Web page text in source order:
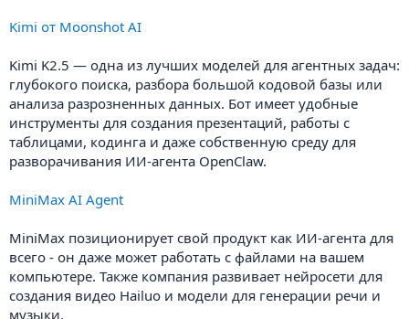
Kimi от Moonshot AI
Kimi K2.5 — одна из лучших моделей для агентных задач:
глубокого поиска, разбора большой кодовой базы или
анализа разрозненных данных. Бот имеет удобные
инструменты для создания презентаций, работы с
таблицами, кодинга и даже собственную среду для
разворачивания ИИ-агента OpenClaw.
MiniMax AI Agent
MiniMax позиционирует свой продукт как ИИ-агента для
всего - он даже может работать с файлами на вашем
компьютере. Также компания развивает нейросети для
создания видео Hailuo и модели для генерации речи и
музыки.